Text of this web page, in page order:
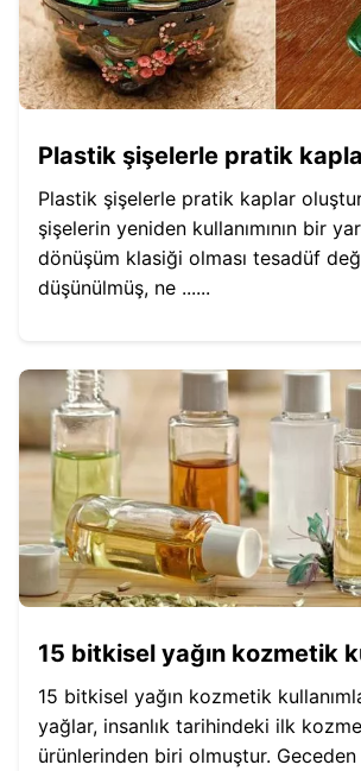
Plastik şişelerle pratik
Plastik şişelerle pratik kaplar
şişelerin yeniden kullanımının bir
dönüşüm klasiği olması tesadüf
düşünülmüş, ne ......
15 bitkisel yağın kozmetik
15 bitkisel yağın kozmetik
yağlar, insanlık tarihindeki ilk
ürünlerinden biri olmuştur.